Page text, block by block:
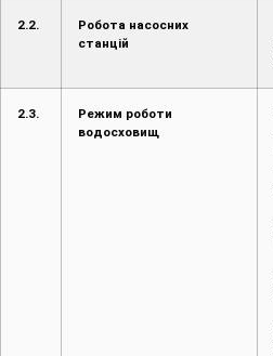
2.2.
Робота насосних
станцій
2.3.
Режим роботи
водосховищ